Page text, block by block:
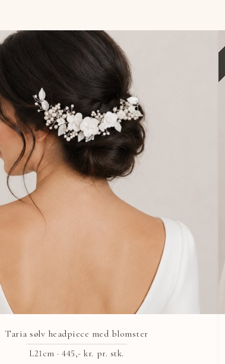
Taria sølv headpiece med blomster
L21cm ·445,- kr. pr. stk.